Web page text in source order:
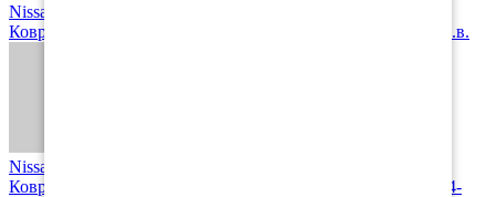
Nissan
Коврики в салон Nissan Pathfinder IV (R52) (5 мест) 2014-н.в.
Nissan
Коврик в багажник Nissan Pathfinder IV (R52) (7 мест) 2014-